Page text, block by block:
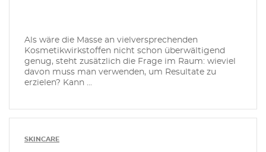
Als wäre die Masse an vielversprechenden
Kosmetikwirkstoffen nicht schon überwältigend
genug, steht zusätzlich die Frage im Raum: wieviel
davon muss man verwenden, um Resultate zu
erzielen? Kann ...
SKINCARE